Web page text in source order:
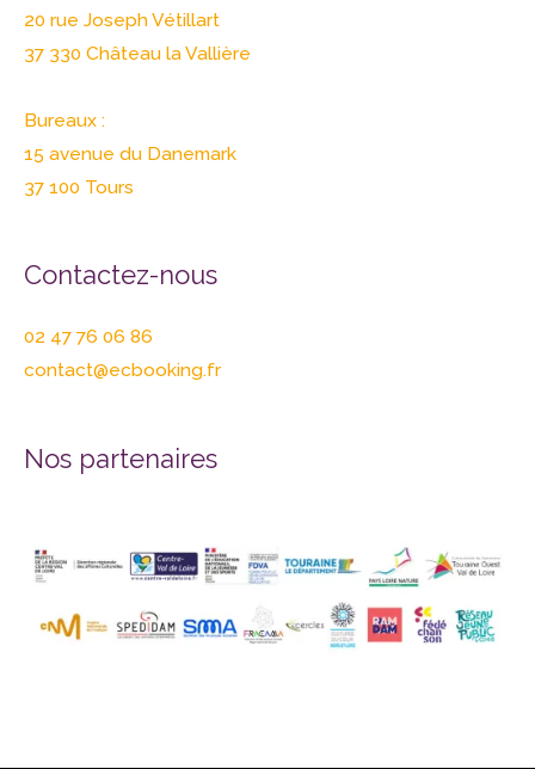
20 rue Joseph Vétillart
37 330 Château la Vallière
Bureaux :
15 avenue du Danemark
37 100 Tours
Contactez-nous
02 47 76 06 86
contact@ecbooking.fr
Nos partenaires